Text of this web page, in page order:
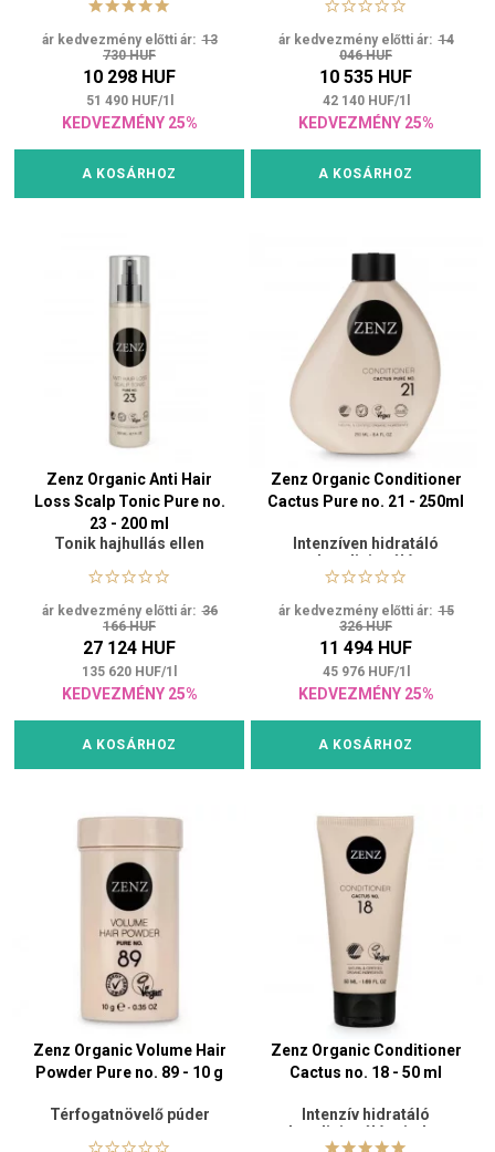
ár kedvezmény előtti ár:13
730 HUF
10 298 HUF
51 490 HUF/1
KEDVEZMÉNY 25%
A KOSÁRHOZ
ár kedvezmény előtti ár:14
046 HUF
10 535 HUF
42 140 HUF/1
KEDVEZMÉNY 25%
A KOSÁRHOZ
Zenz Organic Anti Hair
Loss Scalp Tonic Pure no.
23 - 200 ml
Tonik hajhullás ellen
ár kedvezmény előtti ár:36
166 HUF
27 124 HUF
135 620 HUF/1
KEDVEZMÉNY 25%
A KOSÁRHOZ
Zenz Organic Conditioner
Cactus Pure no. 21 - 250ml
Intenzíven hidratáló
kondicionáló
allergiásoknak
ár kedvezmény előtti ár:15
326 HUF
11 494 HUF
45 976 HUF/1
KEDVEZMÉNY 25%
A KOSÁRHOZ
Zenz Organic Volume Hair
Powder Pure no. 89​ - 10 g
Térfogatnövelő púder
Zenz Organic Conditioner
Cactus no. 18 - 50 ml
Intenzív hidratáló
kondicionáló minden